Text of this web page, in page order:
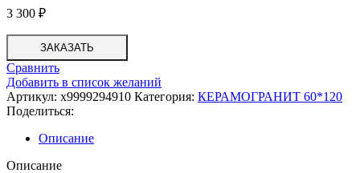
3 300 ₽
ЗАКАЗАТЬ
Сравнить
Добавить в список желаний
Артикул: х9999294910 Категория: КЕРАМОГРАНИТ 60*120
Поделиться:
Описание
Описание